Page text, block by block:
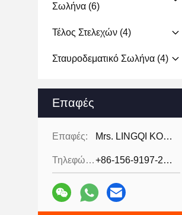
Σωλήνα (6)
Τέλος Στελεχών (4)
Σταυροδεματικό Σωλήνα (4)
Επαφές
Επαφές: Mrs. LINGQI KONG
Τηλεφώνημα: +86-156-9197-2150